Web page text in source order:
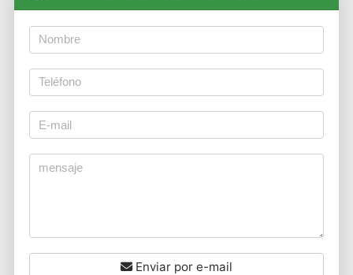
Enviar por e-mail